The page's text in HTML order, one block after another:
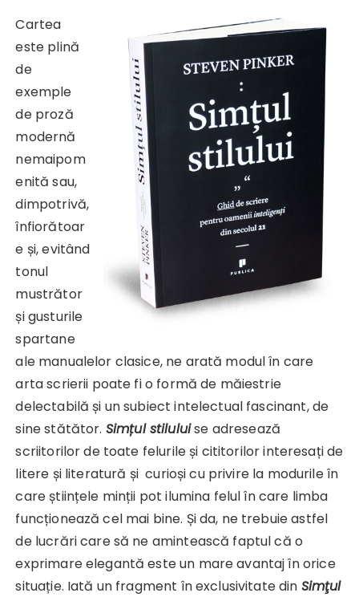
Cartea
este plină
de
exemple
de proză
modernă
nemaipom
enită sau,
dimpotrivă,
înfiorătoar
e și, evitând
tonul
mustrător
și gusturile
spartane
ale manualelor clasice, ne arată modul în care
arta scrierii poate fi o formă de măiestrie
delectabilă și un subiect intelectual fascinant, de
sine stătător. Simțul stiluluise adresează
scriitorilor de toate felurile și cititorilor interesați de
litere și literatură și curioși cu privire la modurile în
care științele minții pot ilumina felul în care limba
funcționează cel mai bine. Și da, ne trebuie astfel
de lucrări care să ne amintească faptul că o
exprimare elegantă este un mare avantaj în orice
situație. Iată un fragment în exclusivitate din Simţul